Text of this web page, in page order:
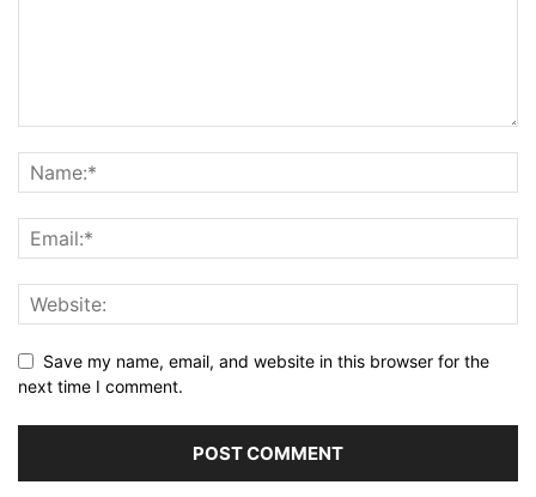
Save my name, email, and website in this browser for the
next time I comment.